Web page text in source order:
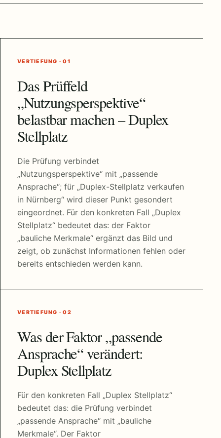
VERTIEFUNG · 01
Das Prüffeld
„Nutzungsperspektive“
belastbar machen – Duplex
Stellplatz
Die Prüfung verbindet
„Nutzungsperspektive“ mit „passende
Ansprache“; für „Duplex-Stellplatz verkaufen
in Nürnberg“ wird dieser Punkt gesondert
eingeordnet. Für den konkreten Fall „Duplex
Stellplatz“ bedeutet das: der Faktor
„bauliche Merkmale“ ergänzt das Bild und
zeigt, ob zunächst Informationen fehlen oder
bereits entschieden werden kann.
VERTIEFUNG · 02
Was der Faktor „passende
Ansprache“ verändert:
Duplex Stellplatz
Für den konkreten Fall „Duplex Stellplatz“
bedeutet das: die Prüfung verbindet
„passende Ansprache“ mit „bauliche
Merkmale“. Der Faktor